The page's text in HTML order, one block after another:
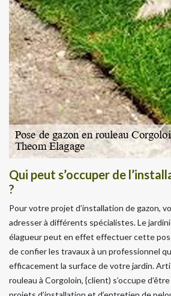
Qui peut s’occuper de
?
Pour votre projet d’installation de gazon,
adresser à différents spécialistes. Le
élagueur peut en effet effectuer cette
de confier les travaux à un professionnel
efficacement la surface de votre jardin.
rouleau à Corgoloin, {client) s’occupe